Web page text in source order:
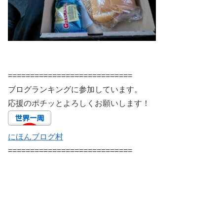
============================
ブログランキングに参加しています。
応援のポチッとよろしくお願いします！
にほんブログ村
============================